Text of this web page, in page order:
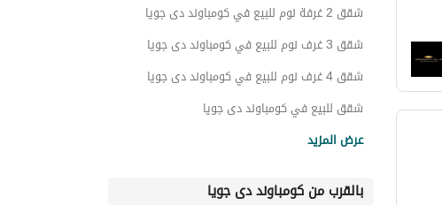
شقق 2 غرفة نوم للبيع في كومباوند دى جويا
شقق 3 غرف نوم للبيع في كومباوند دى جويا
شقق 4 غرف نوم للبيع في كومباوند دى جويا
شقق للبيع في كومباوند دى جويا
دوبليكس للبيع في كومباوند دى جويا
عرض المزيد
بالقرب من كومباوند دى جويا